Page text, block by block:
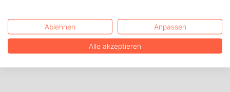
Ablehnen Anpassen
Alle akzeptieren